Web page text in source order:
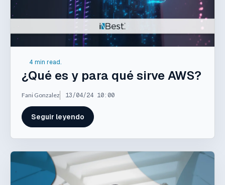
4 min read.
¿Qué es y para qué sirve AWS?
Fani Gonzalez 13/04/24 10:00
Seguir leyendo